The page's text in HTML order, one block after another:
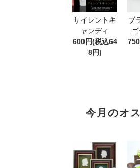
サイレントキ
ャンディ
600円(税込64
8円)
ブ
今月のオ